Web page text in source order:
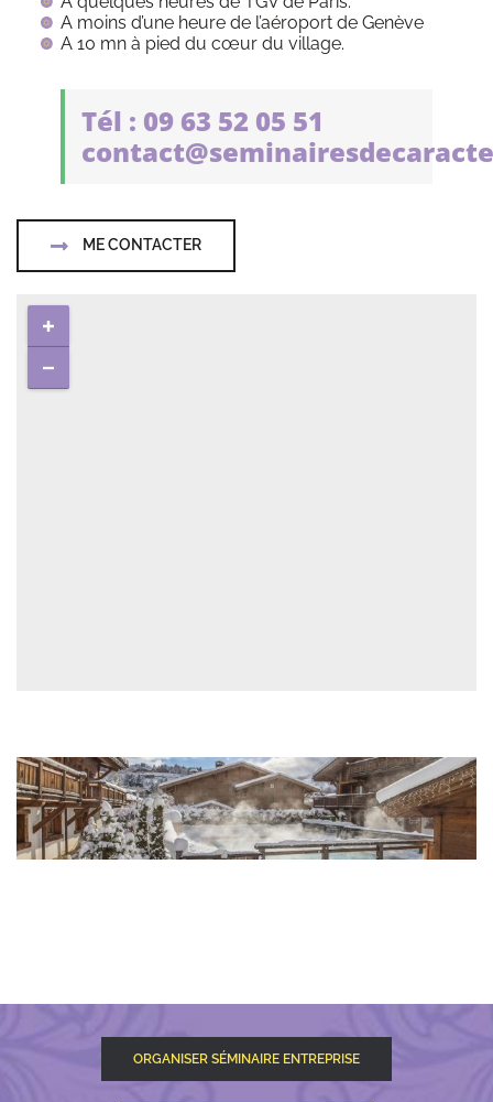
A moins d’une heure de l’aéroport de Genève
A 10 mn à pied du cœur du village.
Tél : 09 63 52 05 51
ME CONTACTER
ORGANISER SÉMINAIRE ENTREPRISE